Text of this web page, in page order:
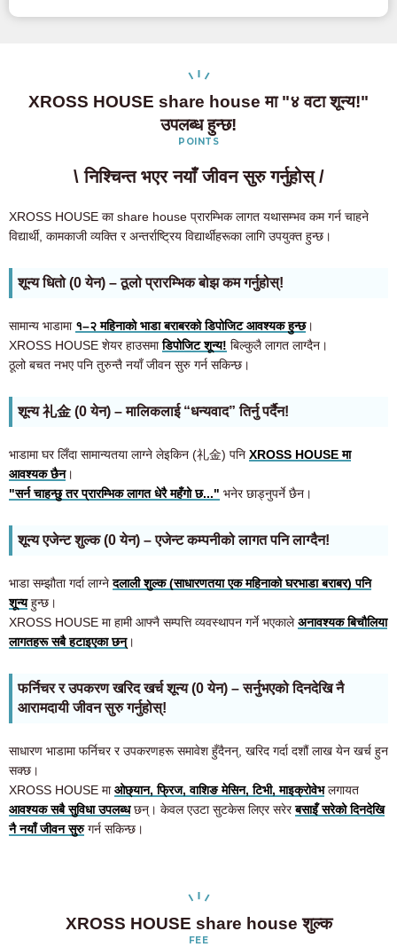
XROSS HOUSE share house मा "४ वटा शून्य!"
उपलब्ध हुन्छ!
POINTS
\ निश्चिन्त भएर नयाँ जीवन सुरु गर्नुहोस् /
XROSS HOUSE का share house प्रारम्भिक लागत यथासम्भव कम गर्न चाहने
विद्यार्थी, कामकाजी व्यक्ति र अन्तर्राष्ट्रिय विद्यार्थीहरूका लागि उपयुक्त हुन्छ।
शून्य धितो (0 येन) – ठूलो प्रारम्भिक बोझ कम गर्नुहोस्!
सामान्य भाडामा १–२ महिनाको भाडा बराबरको डिपोजिट आवश्यक हुन्छ।
XROSS HOUSE शेयर हाउसमाडिपोजिट शून्य! बिल्कुलै लागत लाग्दैन।
ठूलो बचत नभए पनि तुरुन्तै नयाँ जीवन सुरु गर्न सकिन्छ।
शून्य 礼金 (0 येन) – मालिकलाई “धन्यवाद” तिर्नु पर्दैन!
भाडामा घर लिँदा सामान्यतया लाग्ने लेइकिन (礼金) पनि XROSS HOUSE मा
आवश्यक छैन।
"सर्न चाहन्छु तर प्रारम्भिक लागत धेरै महँगो छ..." भनेर छाड्नुपर्ने छैन।
शून्य एजेन्ट शुल्क (0 येन) – एजेन्ट कम्पनीको लागत पनि लाग्दैन!
भाडा सम्झौता गर्दा लाग्नेदलाली शुल्क (साधारणतया एक महिनाको घरभाडा बराबर) पनि
शून्यहुन्छ।
XROSS HOUSE मा हामी आफ्नै सम्पत्ति व्यवस्थापन गर्ने भएकालेअनावश्यक बिचौलिया
लागतहरू सबै हटाइएका छन्।
फर्निचर र उपकरण खरिद खर्च शून्य (0 येन) – सर्नुभएको दिनदेखि नै
आरामदायी जीवन सुरु गर्नुहोस्!
साधारण भाडामा फर्निचर र उपकरणहरू समावेश हुँदैनन्, खरिद गर्दा दशौं लाख येन खर्च हुन
सक्छ।
XROSS HOUSE माओछ्यान, फ्रिज, वाशिङ मेसिन, टिभी, माइक्रोवेभलगायत
आवश्यक सबै सुविधा उपलब्धछन्। केवल एउटा सुटकेस लिएर सरेरबसाइँ सरेको दिनदेखि
नै नयाँ जीवन सुरुगर्न सकिन्छ।
XROSS HOUSE share house शुल्क
FEE